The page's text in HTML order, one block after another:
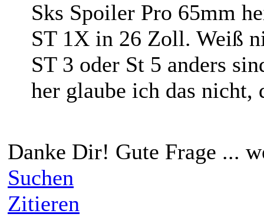
Sks Spoiler Pro 65mm
ST 1X in 26 Zoll. Weiß
ST 3 oder St 5 anders
her glaube ich das nicht,
Danke Dir! Gute Frage ...
Suchen
Zitieren